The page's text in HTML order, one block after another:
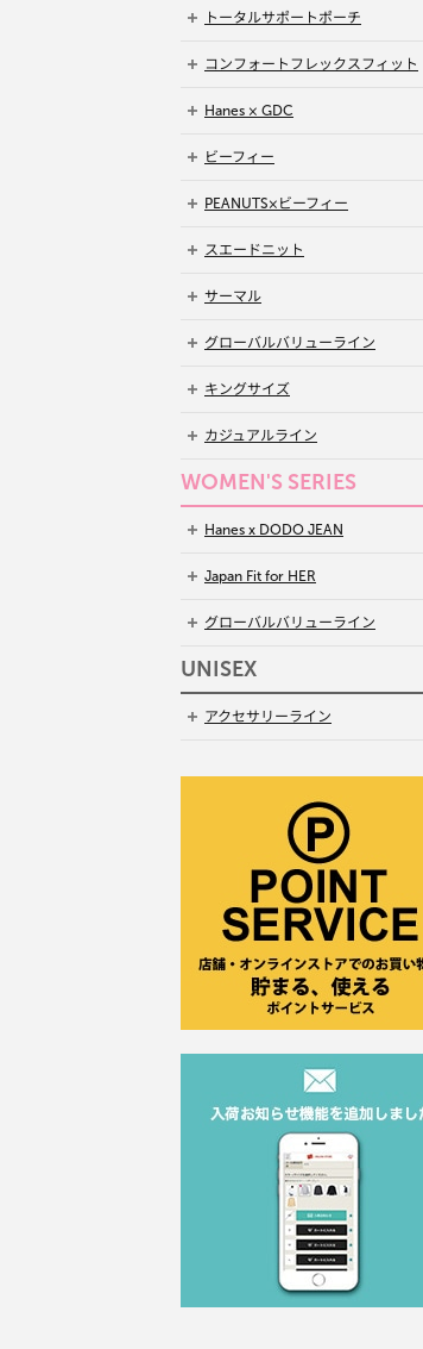
トータルサポートポーチ
コンフォートフレックスフィット
Hanes × GDC
ビーフィー
PEANUTS×ビーフィー
スエードニット
サーマル
グローバルバリューライン
キングサイズ
カジュアルライン
WOMEN'S SERIES
Hanes x DODO JEAN
Japan Fit for HER
グローバルバリューライン
UNISEX
アクセサリーライン